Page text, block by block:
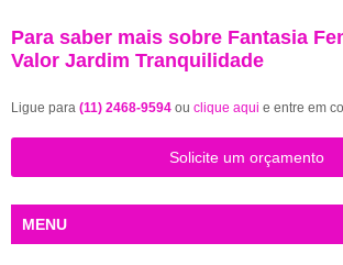
Para saber mais sobre Fantasia
Valor Jardim Tranquilidade
Ligue para (11) 2468-9594 ou clique aqui e entre em
Solicite um orçamento
MENU